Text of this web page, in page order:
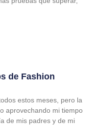
de Fashion
estos meses, pero la
aprovechando mi tiempo
de mis padres y de mi